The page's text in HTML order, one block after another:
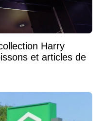
Harry
et articles de